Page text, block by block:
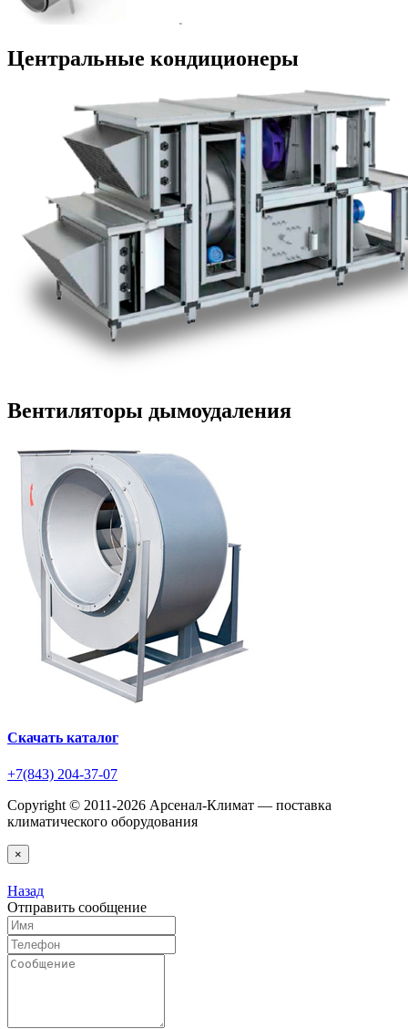
Центральные кондиционеры
Вентиляторы дымоудаления
Скачать каталог
+7(843) 204-37-07
Copyright © 2011-2026 Арсенал-Климат — поставка
климатического оборудования
×
Назад
Отправить сообщение